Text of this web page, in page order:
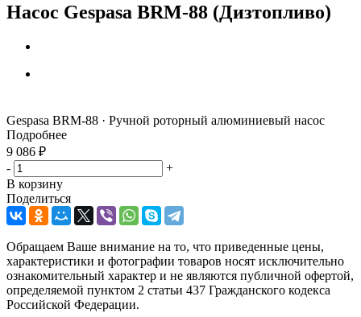
Насос Gespasa BRM-88 (Дизтопливо)
Gespasa BRM-88 · Ручной роторный алюминиевый насос
Подробнее
9 086 ₽
-
+
В корзину
Поделиться
Обращаем Ваше внимание на то, что приведенные цены,
характеристики и фотографии товаров носят исключительно
ознакомительный характер и не являются публичной офертой,
определяемой пунктом 2 статьи 437 Гражданского кодекса
Российской Федерации.